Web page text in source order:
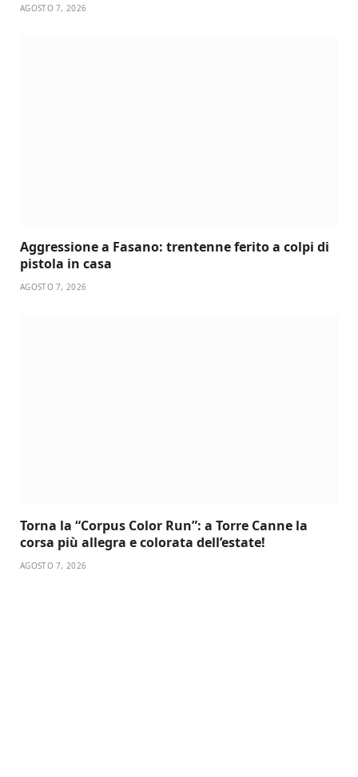
AGOSTO 7, 2026
Aggressione a Fasano: trentenne ferito a colpi di
pistola in casa
AGOSTO 7, 2026
Torna la “Corpus Color Run”: a Torre Canne la
corsa più allegra e colorata dell’estate!
AGOSTO 7, 2026